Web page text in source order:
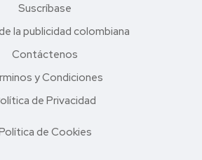
Suscríbase
la publicidad colombiana
Contáctenos
y Condiciones
de Privacidad
de Cookies